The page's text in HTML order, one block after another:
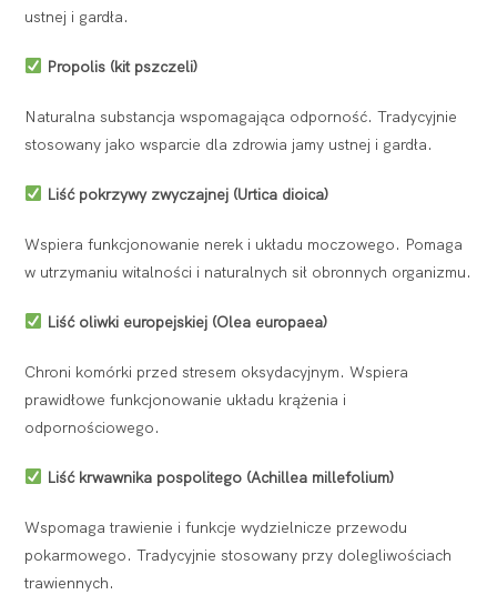
ustnej i gardła.
Propolis (kit pszczeli)
Naturalna substancja wspomagająca odporność. Tradycyjnie
stosowany jako wsparcie dla zdrowia jamy ustnej i gardła.
Liść pokrzywy zwyczajnej (Urtica dioica)
Wspiera funkcjonowanie nerek i układu moczowego. Pomaga
w utrzymaniu witalności i naturalnych sił obronnych organizmu.
Liść oliwki europejskiej (Olea europaea)
Chroni komórki przed stresem oksydacyjnym. Wspiera
prawidłowe funkcjonowanie układu krążenia i
odpornościowego.
Liść krwawnika pospolitego (Achillea millefolium)
Wspomaga trawienie i funkcje wydzielnicze przewodu
pokarmowego. Tradycyjnie stosowany przy dolegliwościach
trawiennych.